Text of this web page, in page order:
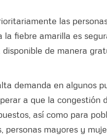
las
fiebre amarilla es
de manera
demanda en algunos
a que la congestión
así como para
mayores y